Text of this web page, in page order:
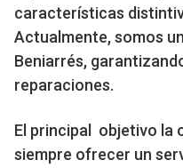
características
Actualmente, somos
Beniarrés,
reparaciones.
El principal objetivo la
siempre ofrecer un